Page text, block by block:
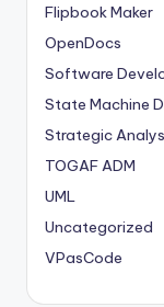
Flipbook Maker
OpenDocs
Software
State Machine
Strategic
TOGAF ADM
UML
Uncategorized
VPasCode